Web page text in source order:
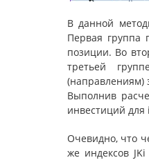
В данной
Первая группа
позиции. Во
третьей
(направлениям)
Выполнив
инвестиций для
Очевидно, что
же индексов